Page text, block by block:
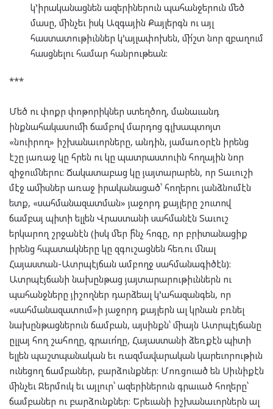
կ’իրականացնեն ազերիներուն պահանջերուն մեծ
մասը, մինչեւ իսկ Ազգային Քայլերգն ու այլ
հաստատութիւններ կ’այլափոխեն, մի՛շտ նոր զբաղում
հասցնելու համար հանրութեան:
***
Մեծ ու փոքր փոթորիկներ ստեղծող, մանաւանդ
ինքնահակասումի ճամբով մարդոց գլխապտոյտ
«նուիրող» իշխանաւորները, անդին, յամառօրէն իրենց
էշը յառաջ կը հրեն ու կը պատրաստուին հողային նոր
զիջումներու: Ճակատաբաց կը յայտարարեն, որ Տաւուշի
մէջ ամիսներ առաջ իրականացած՝ հողերու յանձնումէն
ետք, «սահմանազատման» յաջորդ քայլերը շուտով
ճամբայ պիտի ելլեն Վրաստանի սահմանէն Տաւուշ
երկարող շրջանէն (իսկ մեր ի՞նչ հոգը, որ բրիտանացիք
իրենց հպատակները կը զգուշացնեն հեռու մնալ
Հայաստան-Ատրպէյճան ամբողջ սահմանագիծէն):
Ատրպէյճանի նախընթաց յայտարարութիւններն ու
պահանջները յիշողներ դարձեալ կ’ահազանգեն, որ
«սահմանազատում»ի յաջորդ քայլերն ալ կրնան բռնել
նախընթացներուն ճամբան, այսինքն՝ միայն Ատրպէյճանը
ըլլայ հող շահողը, գրաւո՛ղը, Հայաստանի ձեռքէն պիտի
ելլեն պաշտպանական եւ ռազմավարական կարեւորութիւն
ունեցող ճամբաներ, բարձունքներ: Մոռցուած են Սիւնիքէն
մինչեւ Ջերմուկ եւ այլուր՝ ազերիներուն գրաւած հողերը՝
ճամբաներ ու բարձունքներ: Երեւանի իշխանաւորներն ալ